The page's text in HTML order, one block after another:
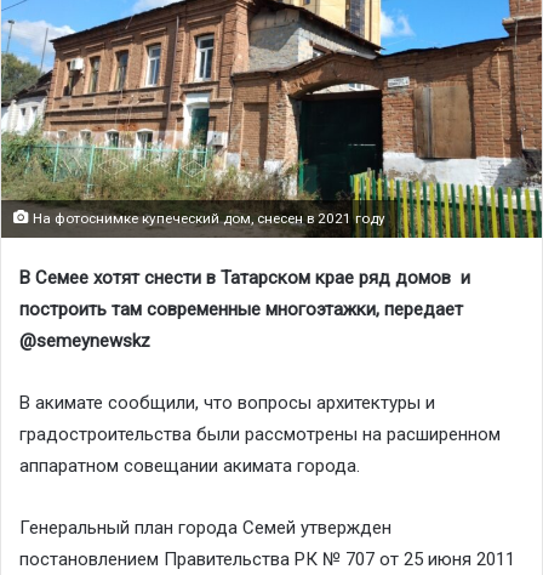
На фотоснимке купеческий дом, снесен в 2021 году
В Семее хотят снести в Татарском крае ряд домов и
построить там современные многоэтажки, передает
@semeynewskz
В акимате сообщили, что вопросы архитектуры и
градостроительства были рассмотрены на расширенном
аппаратном совещании акимата города.
Генеральный план города Семей утвержден
постановлением Правительства РК № 707 от 25 июня 2011